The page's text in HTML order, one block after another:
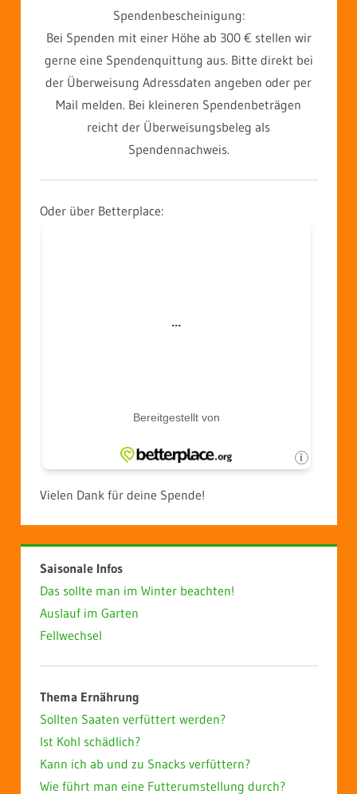
Spendenbescheinigung:
Bei Spenden mit einer Höhe ab 300 € stellen wir
gerne eine Spendenquittung aus. Bitte direkt bei
der Überweisung Adressdaten angeben oder per
Mail melden. Bei kleineren Spendenbeträgen
reicht der Überweisungsbeleg als
Spendennachweis.
Oder über Betterplace:
Vielen Dank für deine Spende!
Saisonale Infos
Das sollte man im Winter beachten!
Auslauf im Garten
Fellwechsel
Thema Ernährung
Sollten Saaten verfüttert werden?
Ist Kohl schädlich?
Kann ich ab und zu Snacks verfüttern?
Wie führt man eine Futterumstellung durch?